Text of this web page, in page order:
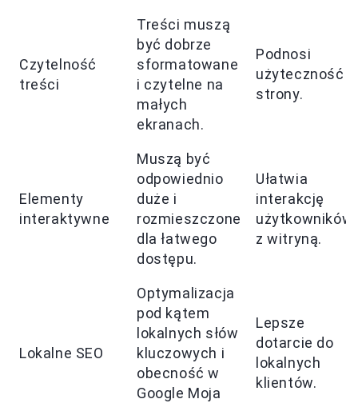
Czytelność
treści
Treści muszą
być dobrze
sformatowane
i czytelne na
małych
ekranach.
Podnosi
użyteczność
strony.
Elementy
interaktywne
Muszą być
odpowiednio
duże i
rozmieszczone
dla łatwego
dostępu.
Ułatwia
interakcję
użytkowników
z witryną.
Lokalne SEO
Optymalizacja
pod kątem
lokalnych słów
kluczowych i
obecność w
Google Moja
Lepsze
dotarcie do
lokalnych
klientów.